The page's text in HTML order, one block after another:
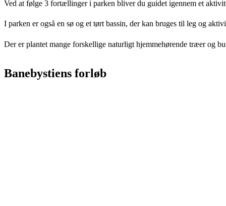
Ved at følge 3 fortællinger i parken bliver du guidet igennem et
I parken er også en sø og et tørt bassin, der kan bruges til leg og
Der er plantet mange forskellige naturligt hjemmehørende træer og
Banebystiens forløb